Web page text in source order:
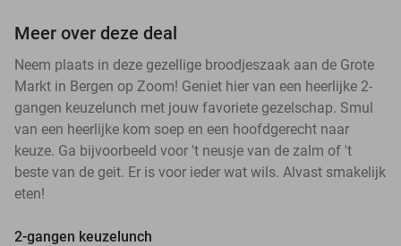
Meer over deze deal
Neem plaats in deze gezellige broodjeszaak aan de Grote
Markt in Bergen op Zoom! Geniet hier van een heerlijke 2-
gangen keuzelunch met jouw favoriete gezelschap. Smul
van een heerlijke kom soep en een hoofdgerecht naar
keuze. Ga bijvoorbeeld voor 't neusje van de zalm of 't
beste van de geit. Er is voor ieder wat wils. Alvast smakelijk
eten!
2-gangen keuzelunch